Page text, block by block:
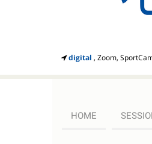
digital , Zoom,
HOME